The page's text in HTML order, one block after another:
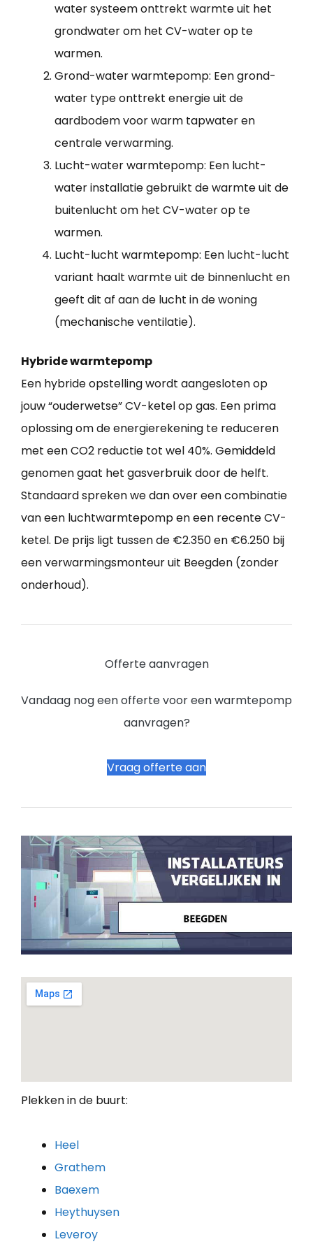
water systeem onttrekt warmte uit het
grondwater om het CV-water op te
warmen.
Grond-water warmtepomp: Een grond-
water type onttrekt energie uit de
aardbodem voor warm tapwater en
centrale verwarming.
Lucht-water warmtepomp: Een lucht-
water installatie gebruikt de warmte uit de
buitenlucht om het CV-water op te
warmen.
Lucht-lucht warmtepomp: Een lucht-lucht
variant haalt warmte uit de binnenlucht en
geeft dit af aan de lucht in de woning
(mechanische ventilatie).
Hybride warmtepomp
Een hybride opstelling wordt aangesloten op
jouw “ouderwetse” CV-ketel op gas. Een prima
oplossing om de energierekening te reduceren
met een CO2 reductie tot wel 40%. Gemiddeld
genomen gaat het gasverbruik door de helft.
Standaard spreken we dan over een combinatie
van een luchtwarmtepomp en een recente CV-
ketel. De prijs ligt tussen de €2.350 en €6.250 bij
een verwarmingsmonteur uit Beegden (zonder
onderhoud).
Offerte aanvragen
Vandaag nog een offerte voor een warmtepomp
aanvragen?
Vraag offerte aan
Plekken in de buurt:
Heel
Grathem
Baexem
Heythuysen
Leveroy